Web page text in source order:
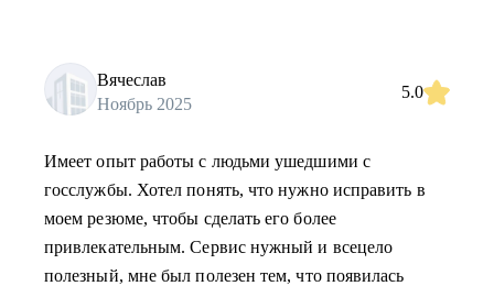
Вячеслав
Ноябрь 2025
5.0
Имеет опыт работы с людьми ушедшими с
госслужбы. Хотел понять, что нужно исправить в
моем резюме, чтобы сделать его более
привлекательным. Сервис нужный и всецело
полезный, мне был полезен тем, что появилась